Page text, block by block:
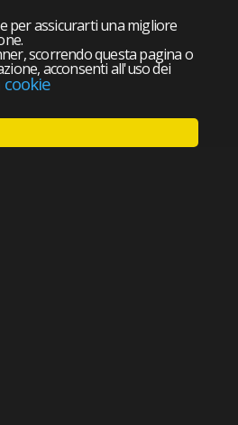
per assicurarti una migliore
scorrendo questa pagina o
acconsenti all'uso dei